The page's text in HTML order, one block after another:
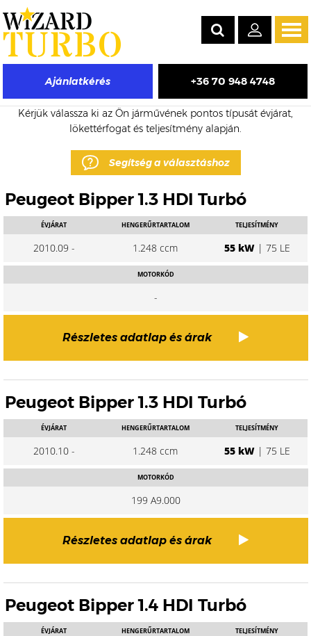
Ajánlatkérés +36 70 948 4748
Peugeot Bipper eladó turbó árak
Kérjük válassza ki az Ön járművének pontos típusát évjárat,
lökettérfogat és teljesítmény alapján.
Segítség a választáshoz
Peugeot Bipper 1.3 HDI Turbó
ÉVJÁRAT
2010.09 -
HENGERŰRTARTALOM
1.248 ccm
TELJESÍTMÉNY
55 kW| 75 LE
MOTORKÓD
-
Részletes adatlap és árak
Peugeot Bipper 1.3 HDI Turbó
ÉVJÁRAT
2010.10 -
HENGERŰRTARTALOM
1.248 ccm
TELJESÍTMÉNY
55 kW| 75 LE
MOTORKÓD
199 A9.000
Részletes adatlap és árak
Peugeot Bipper 1.4 HDI Turbó
ÉVJÁRAT HENGERŰRTARTALOM TELJESÍTMÉNY